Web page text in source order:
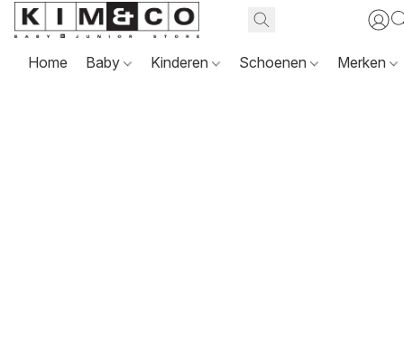
Home Baby Kinderen Schoenen Merken